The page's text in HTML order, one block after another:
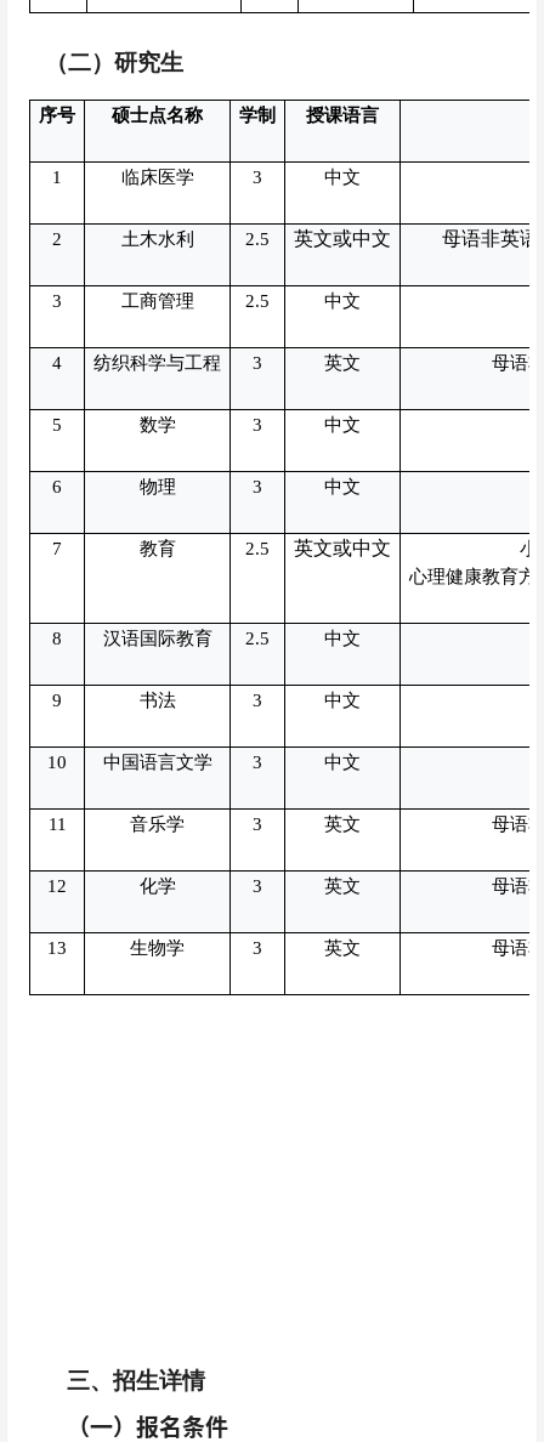
（二）研究生
序号 硕士点名称 学制 授课语言
1 临床医学 3 中文
2 土木水利 2.5 英文或中文 母语非英语
3 工商管理 2.5 中文
4 纺织科学与工程 3 英文 母语
5 数学 3 中文
6 物理 3 中文
7 教育 2.5 英文或中文
小
心理健康教育方
8 汉语国际教育 2.5 中文
9 书法 3 中文
10 中国语言文学 3 中文
11 音乐学 3 英文 母语
12 化学 3 英文 母语
13 生物学 3 英文 母语
三、招生详情
（一）报名条件